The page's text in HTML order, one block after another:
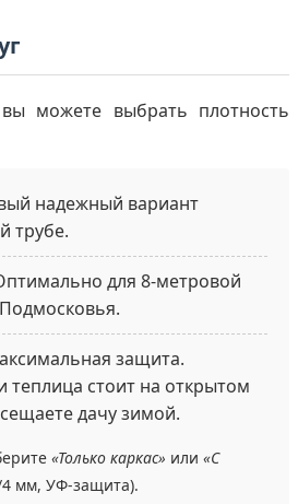
можете выбрать плотность
надежный вариант
трубе.
для 8-метровой
защита.
теплица стоит на открытом
дачу зимой.
«Только каркас» или «С
мм, УФ-защита).